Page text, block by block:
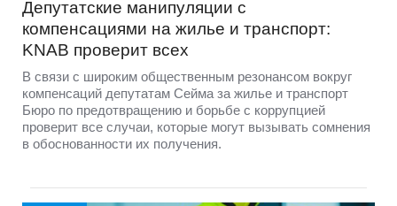
Депутатские манипуляции с
компенсациями на жилье и транспорт:
KNAB проверит всех
В связи с широким общественным резонансом вокруг
компенсаций депутатам Сейма за жилье и транспорт
Бюро по предотвращению и борьбе с коррупцией
проверит все случаи, которые могут вызывать сомнения
в обоснованности их получения.